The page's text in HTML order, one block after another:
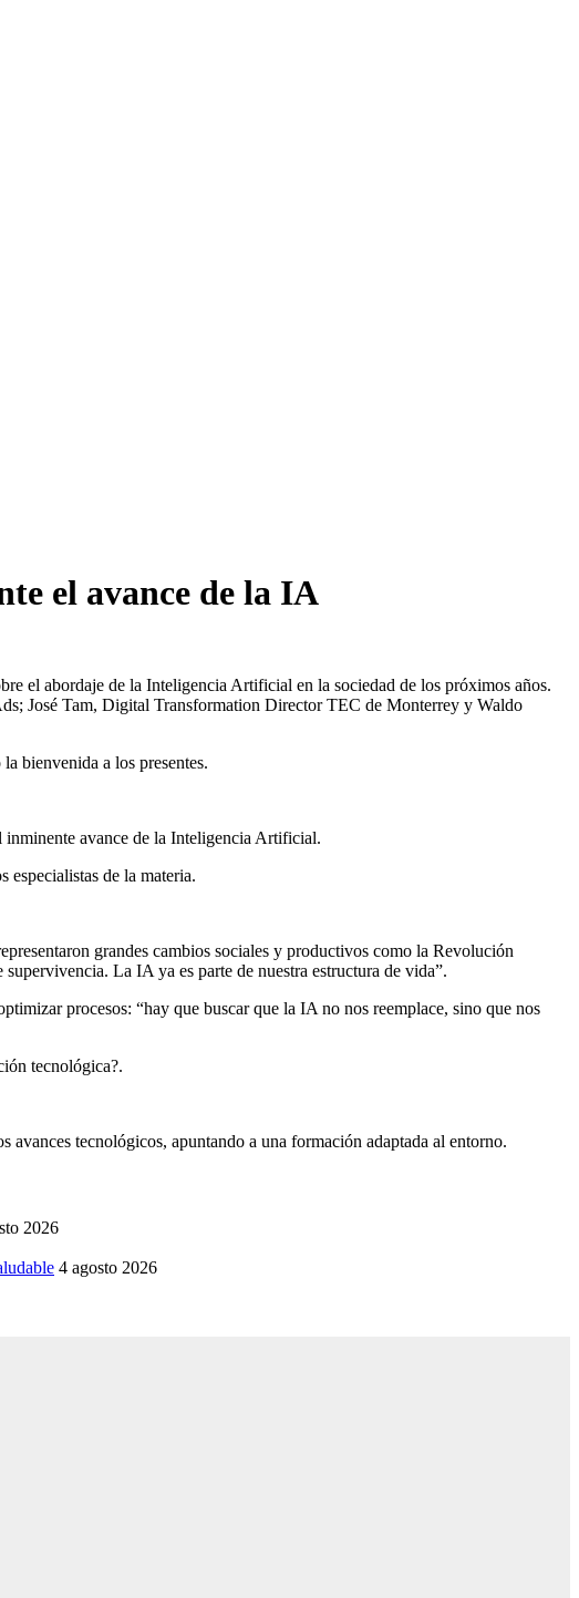
el avance de la IA
el abordaje de la Inteligencia Artificial en la sociedad de los próximos años.
José Tam, Digital Transformation Director TEC de Monterrey y Waldo
bienvenida a los presentes.
inminente avance de la Inteligencia Artificial.
de la materia.
grandes cambios sociales y productivos como la Revolución
La IA ya es parte de nuestra estructura de vida”.
procesos: “hay que buscar que la IA no nos reemplace, sino que nos
tecnológica?.
tecnológicos, apuntando a una formación adaptada al entorno.
2026
4 agosto 2026